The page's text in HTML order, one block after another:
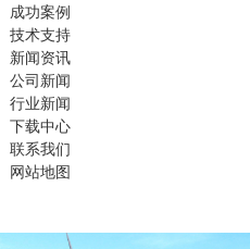
成功案例
技术支持
新闻资讯
公司新闻
行业新闻
下载中心
联系我们
网站地图